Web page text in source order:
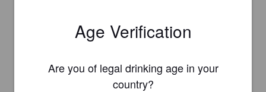
Age Verification
Are you of legal drinking age in your
country?